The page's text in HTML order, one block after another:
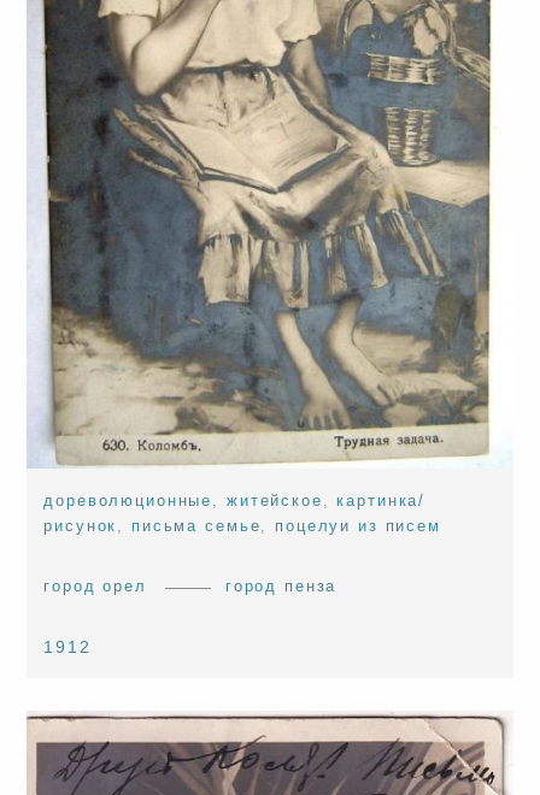
дореволюционные , житейское ,картинка/
рисунок , письма семье, поцелуи из писем
город орел город пенза
1912